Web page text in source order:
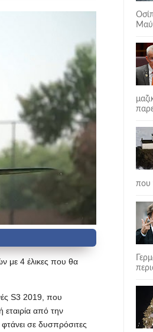
με 4 έλικες που θα
S3 2019, που
εταιρία από την
σε δυσπρόσιτες
που